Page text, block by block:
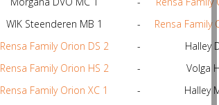
WIK Steenderen MB 1 -
Rensa Family
Rensa Family Orion DS 2 -
Halley
Rensa Family Orion HS 2 -
Volga
Rensa Family Orion XC 1 -
Halley